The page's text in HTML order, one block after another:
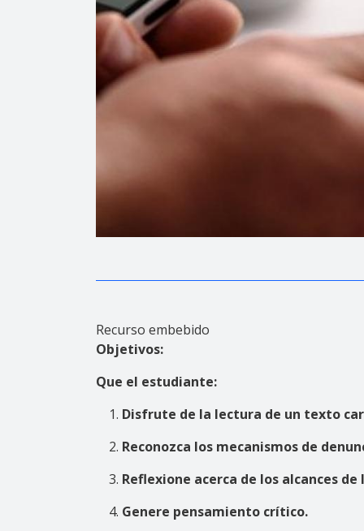
Recurso embebido
Objetivos:
Que el estudiante:
Disfrute de la lectura de un texto
Reconozca los mecanismos de
Reflexione acerca de los alcances
Genere pensamiento crítico.